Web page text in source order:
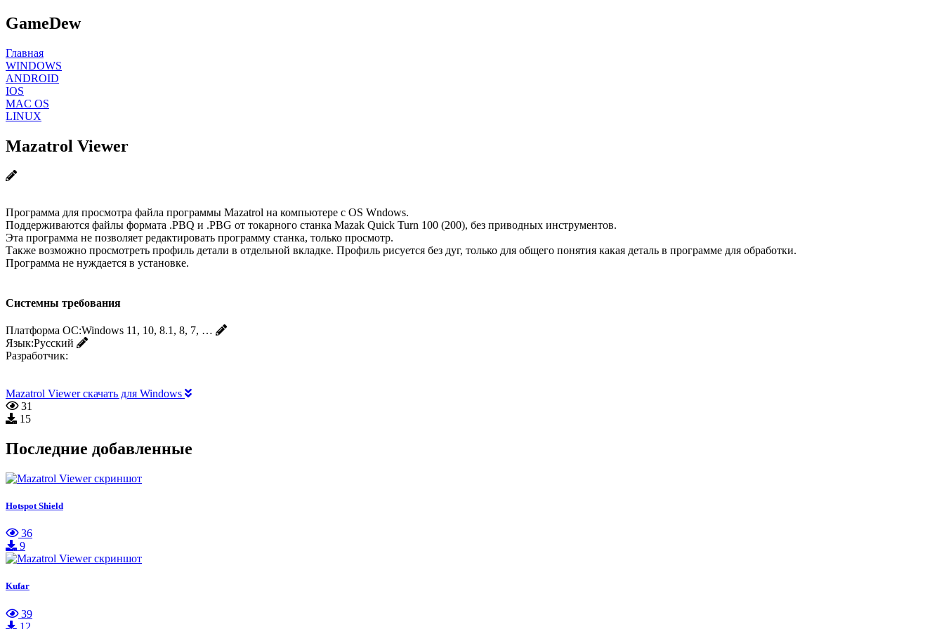
GameDew
Главная
WINDOWS
ANDROID
IOS
MAC OS
LINUX
Mazatrol Viewer
Программа для просмотра файла программы Mazatrol на компьютере с OS Wndows.
Поддерживаются файлы формата .PBQ и .PBG от токарного станка Mazak Quick Turn 100 (200), без приводных инструментов.
Эта программа не позволяет редактировать программу станка, только просмотр.
Также возможно просмотреть профиль детали в отдельной вкладке. Профиль рисуется без дуг, только для общего понятия какая деталь в программе для обработки.
Программа не нуждается в установке.
Системны требования
Платформа ОС:Windows 11, 10, 8.1, 8, 7, …
Язык:Русский
Разработчик:
Mazatrol Viewer скачать для Windows
31
15
Последние добавленные
Hotspot Shield
36
9
Kufar
39
12